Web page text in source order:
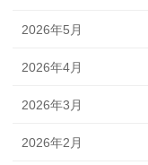
2026年5月
2026年4月
2026年3月
2026年2月